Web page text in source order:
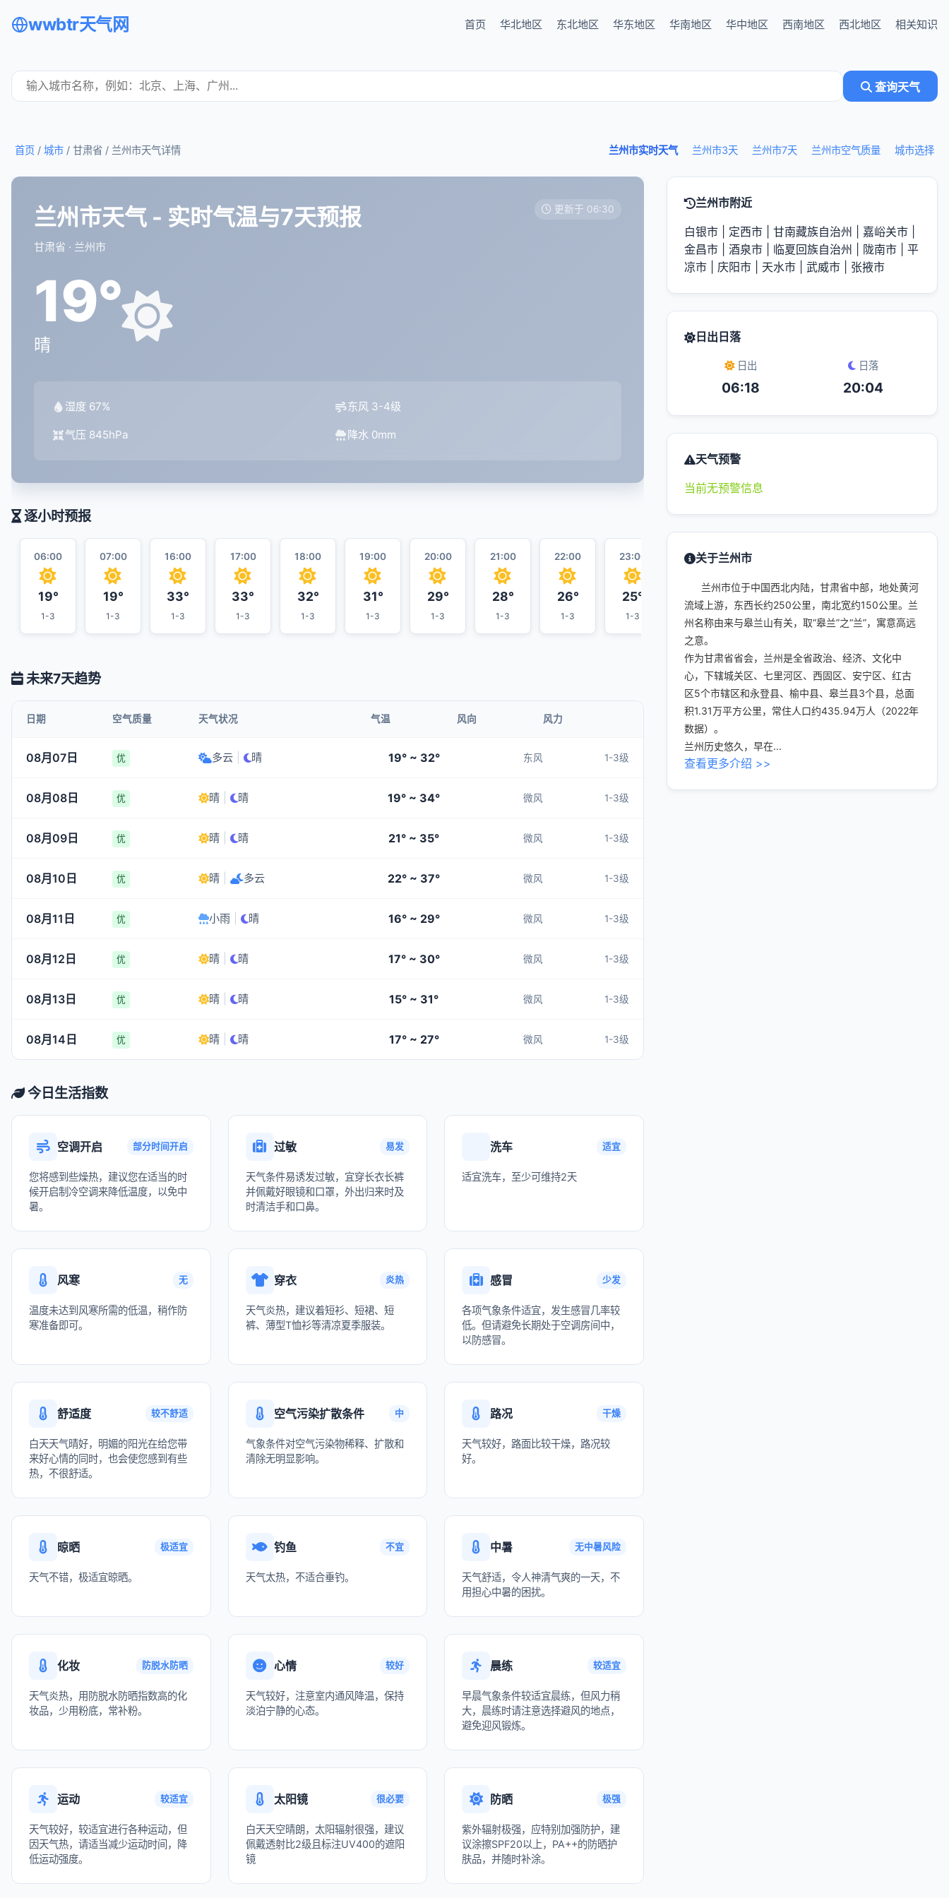
wwbtr天气网 首页 华北地区 东北地区 华东地区 华南地区 华中地区 西南地区 西北地区 相关知识
查询天气
兰州市实时天气 兰州市3天 兰州市7天 兰州市空气质量 城市选择
首页 / 城市 / 甘肃省 / 兰州市天气详情
兰州市天气 - 实时气温与7天预报
甘肃省 · 兰州市
更新于 06:30
19°
晴
湿度 67% 东风 3-4级
气压 845hPa 降水 0mm
逐小时预报
06:00
19°
1-3
07:00
19°
1-3
16:00
33°
1-3
17:00
33°
1-3
18:00
32°
1-3
19:00
31°
1-3
20:00
29°
1-3
21:00
28°
1-3
22:00
26°
1-3
23:00
25°
1-3
00:00
24°
1-3
01:00
23°
1-3
21°
1-3
22°
1-3
未来7天趋势
日期 空气质量 天气状况 气温 风向 风力
08月07日 优 多云 晴 19° ~ 32° 东风 1-3级
08月08日 优 晴 晴 19° ~ 34° 微风 1-3级
08月09日 优 晴 晴 21° ~ 35° 微风 1-3级
08月10日 优 晴 多云 22° ~ 37° 微风 1-3级
08月11日 优 小雨 晴 16° ~ 29° 微风 1-3级
08月12日 优 晴 晴 17° ~ 30° 微风 1-3级
08月13日 优 晴 晴 15° ~ 31° 微风 1-3级
08月14日 优 晴 晴 17° ~ 27° 微风 1-3级
今日生活指数
空调开启 部分时间开启
您将感到些燥热，建议您在适当的时
候开启制冷空调来降低温度，以免中
暑。
过敏 易发
天气条件易诱发过敏，宜穿长衣长裤
并佩戴好眼镜和口罩，外出归来时及
时清洁手和口鼻。
洗车 适宜
适宜洗车，至少可维持2天
风寒 无
温度未达到风寒所需的低温，稍作防
寒准备即可。
穿衣 炎热
天气炎热，建议着短衫、短裙、短
裤、薄型T恤衫等清凉夏季服装。
感冒 少发
各项气象条件适宜，发生感冒几率较
低。但请避免长期处于空调房间中，
以防感冒。
舒适度 较不舒适
白天天气晴好，明媚的阳光在给您带
来好心情的同时，也会使您感到有些
热，不很舒适。
空气污染扩散条件 中
气象条件对空气污染物稀释、扩散和
清除无明显影响。
路况 干燥
天气较好，路面比较干燥，路况较
好。
晾晒 极适宜
天气不错，极适宜晾晒。
钓鱼 不宜
天气太热，不适合垂钓。
中暑 无中暑风险
天气舒适，令人神清气爽的一天，不
用担心中暑的困扰。
化妆 防脱水防晒
天气炎热，用防脱水防晒指数高的化
妆品，少用粉底，常补粉。
心情 较好
天气较好，注意室内通风降温，保持
淡泊宁静的心态。
晨练 较适宜
早晨气象条件较适宜晨练，但风力稍
大，晨练时请注意选择避风的地点，
避免迎风锻炼。
运动 较适宜
天气较好，较适宜进行各种运动，但
因天气热，请适当减少运动时间，降
低运动强度。
太阳镜 很必要
白天天空晴朗，太阳辐射很强，建议
佩戴透射比2级且标注UV400的遮阳
镜
防晒 极强
紫外辐射极强，应特别加强防护，建
议涂擦SPF20以上，PA++的防晒护
肤品，并随时补涂。
兰州市附近
白银市 定西市 甘南藏族自治州 嘉峪关市
金昌市
酒泉市 临夏回族自治州 陇南市
平
凉市
庆阳市 天水市 武威市 张掖市
日出日落
日出
06:18
日落
20:04
天气预警
当前无预警信息
关于兰州市
兰州市位于中国西北内陆，甘肃省中部，地处黄河
流域上游，东西长约250公里，南北宽约150公里。兰
州名称由来与皋兰山有关，取“皋兰”之“兰”，寓意高远
之意。
作为甘肃省省会，兰州是全省政治、经济、文化中
心，下辖城关区、七里河区、西固区、安宁区、红古
区5个市辖区和永登县、榆中县、皋兰县3个县，总面
积1.31万平方公里，常住人口约435.94万人（2022年
数据）。
兰州历史悠久，早在...
查看更多介绍 >>